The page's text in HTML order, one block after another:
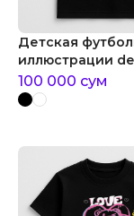
Детская
иллюстрации
100 000 сум